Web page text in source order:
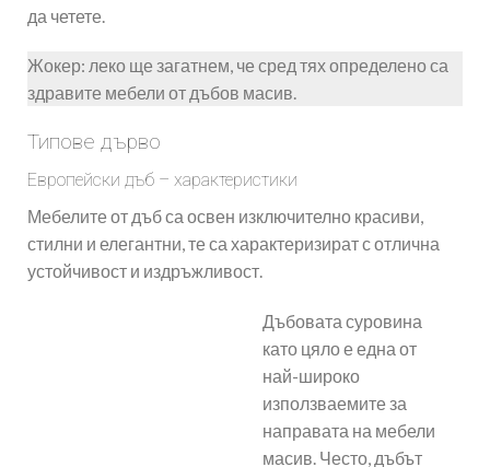
да четете.
Жокер: леко ще загатнем, че сред тях определено са
здравите мебели от дъбов масив.
Типове дърво
Европейски дъб – характеристики
Мебелите от дъб са освен изключително красиви,
стилни и елегантни, те са характеризират с отлична
устойчивост и издръжливост.
Дъбовата суровина
като цяло е една от
най-широко
използваемите за
направата на мебели
масив. Често, дъбът